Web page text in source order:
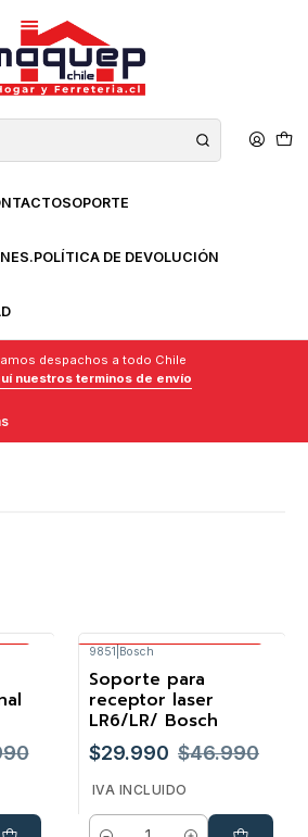
SOPORTE
POLÍTICA DE DEVOLUCIÓN
despachos a todo Chile
nuestros terminos de envío
Envío Gratis Bosch
-36%
9851 Bosch
Soporte para
receptor laser
LR6/LR/ Bosch
$29.990 $46.990
IVA INCLUIDO